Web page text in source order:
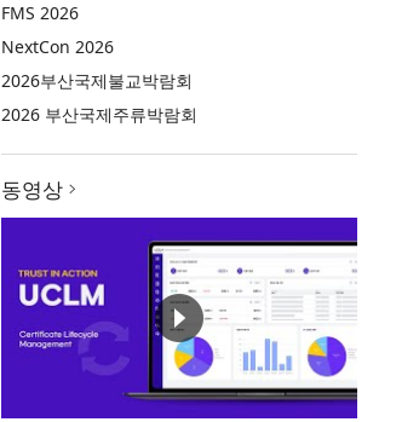
FMS 2026
NextCon 2026
2026부산국제불교박람회
2026 부산국제주류박람회
동영상